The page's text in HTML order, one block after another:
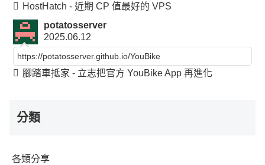
HostHatch - 近期 CP 值最好的 VPS
potatosserver
2025.06.12
https://potatosserver.github.io/YouBike
腳踏車抵家 - 立志把官方 YouBike App 再進化
分類
各類分享